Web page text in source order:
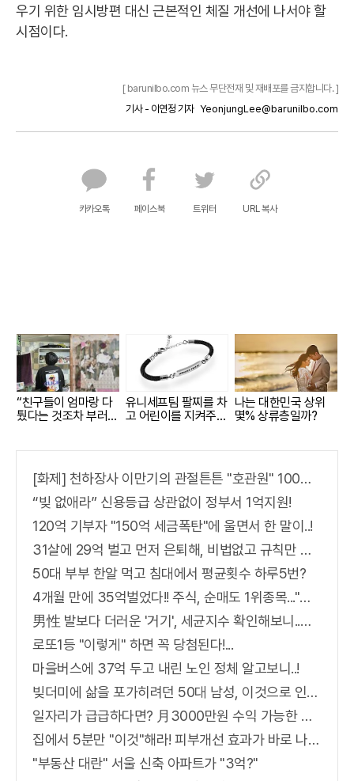
우기 위한 임시방편 대신 근본적인 체질 개선에 나서야 할
시점이다.
[ barunilbo.com 뉴스 무단전재 및 재배포를 금지합니다. ]
기사 - 이연정 기자 YeonjungLee@barunilbo.com
카카오톡 페이스북 트위터 URL 복사
“친구들이 엄마랑 다
퉜다는 것조차 부러워
유니세프팀 팔찌를 차
고 어린이를 지켜주세
나는 대한민국 상위
몇% 상류층일까?
[화제] 천하장사 이만기의 관절튼튼 "호관원" 100%당첨 혜택 난리나!!
“빚 없애라” 신용등급 상관없이 정부서 1억지원!
120억 기부자 "150억 세금폭탄"에 울면서 한 말이..!
31살에 29억 벌고 먼저 은퇴해, 비법없고 규칙만 지켰다!
50대 부부 한알 먹고 침대에서 평균횟수 하루5번?
4개월 만에 35억벌었다!! 주식, 순매도 1위종목..."충격"
男性 발보다 더러운 '거기', 세균지수 확인해보니..충격!
로또1등 "이렇게" 하면 꼭 당첨된다!...
마을버스에 37억 두고 내린 노인 정체 알고보니..!
빚더미에 삶을 포가히려던 50대 남성, 이것으로 인생역전
일자리가 급급하다면? 月3000만원 수익 가능한 이 "자격증" 주목받고 있어..
집에서 5분만 "이것"해라! 피부개선 효과가 바로 나타난다!!
"부동산 대란" 서울 신축 아파트가 "3억?"